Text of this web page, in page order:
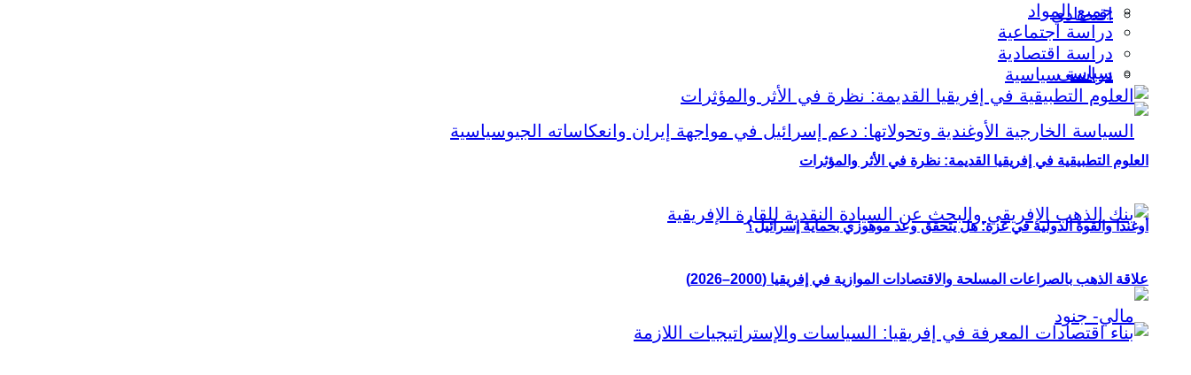
اقتصادي
سياسي
أوغندا والقوة الدولية في غزة: هل يتحقق وعد موهوزي بحماية إسرائيل؟
جميع المواد
دراسة اجتماعية
دراسة اقتصادية
دراسة سياسية
العلوم التطبيقية في إفريقيا القديمة: نظرة في الأثر والمؤثرات
علاقة الذهب بالصراعات المسلحة والاقتصادات الموازية في إفريقيا (2000–2026)